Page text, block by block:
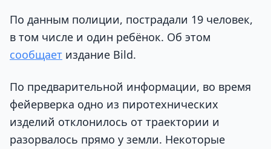
По данным полиции, пострадали 19 человек,
в том числе и один ребёнок. Об этом
сообщает издание Bild.
По предварительной информации, во время
фейерверка одно из пиротехнических
изделий отклонилось от траектории и
разорвалось прямо у земли. Некоторые